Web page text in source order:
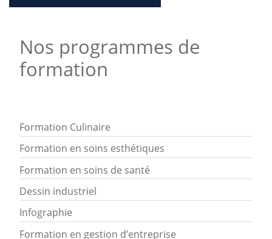
Nos programmes de
formation
Formation Culinaire
Formation en soins esthétiques
Formation en soins de santé
Dessin industriel
Infographie
Formation en gestion d’entreprise